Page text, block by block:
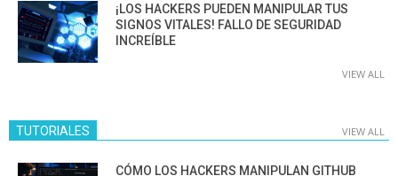
¡LOS HACKERS PUEDEN MANIPULAR TUS
SIGNOS VITALES! FALLO DE SEGURIDAD
INCREÍBLE
VIEW ALL
TUTORIALES VIEW ALL
CÓMO LOS HACKERS MANIPULAN GITHUB